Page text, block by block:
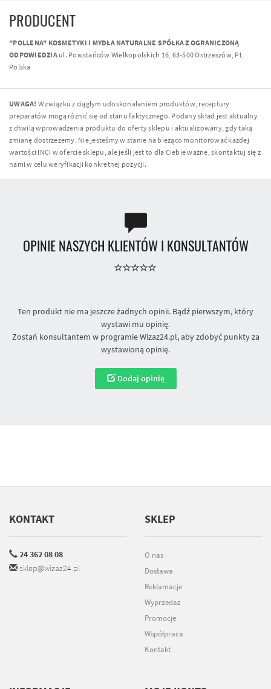
PRODUCENT
"POLLENA" KOSMETYKI I MYDŁA NATURALNE SPÓŁKA Z OGRANICZONĄ
ODPOWIEDZIAul. Powstańców Wielkopolskich 16, 63-500 Ostrzeszów, PL
Polska
UWAGA! W związku z ciągłym udoskonalaniem produktów, receptury
preparatów mogą różnić się od stanu faktycznego. Podany skład jest aktualny
z chwilą wprowadzenia produktu do oferty sklepu i aktualizowany, gdy taką
zmianę dostrzeżemy. Nie jesteśmy w stanie na bieżąco monitorować każdej
wartości INCI w ofercie sklepu, ale jeśli jest to dla Ciebie ważne, skontaktuj się z
nami w celu weryfikacji konkretnej pozycji.
OPINIE NASZYCH KLIENTÓW I KONSULTANTÓW
Ten produkt nie ma jeszcze żadnych opinii. Bądź pierwszym, który
wystawi mu opinię.
Zostań konsultantem w programie Wizaz24.pl, aby zdobyć punkty za
wystawioną opinię.
Dodaj opinię
KONTAKT
24 362 08 08
sklep@wizaz24.pl
SKLEP
O nas
Dostawa
Reklamacje
Wyprzedaż
Promocje
Współpraca
Kontakt